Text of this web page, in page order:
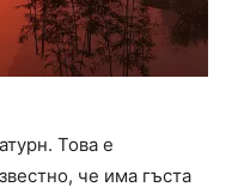
Това е
че има гъста